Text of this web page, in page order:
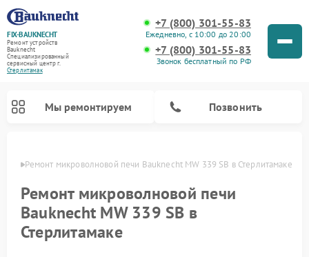
FIX-BAUKNECHT
Ремонт устройств
Bauknecht
Специализированный
cервисный центр г.
Стерлитамак
+7 (800) 301-55-83
Ежедневно, с 10:00 до 20:00
+7 (800) 301-55-83
Звонок бесплатный по РФ
Мы ремонтируем Позвонить
Ремонт микроволновой печи Bauknecht MW 339 SB в Стерлитамаке
Ремонт микроволновой печи
Bauknecht MW 339 SB в
Стерлитамаке